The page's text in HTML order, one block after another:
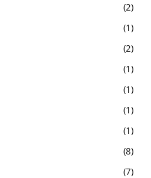
2
1
2
1
1
1
1
8
7